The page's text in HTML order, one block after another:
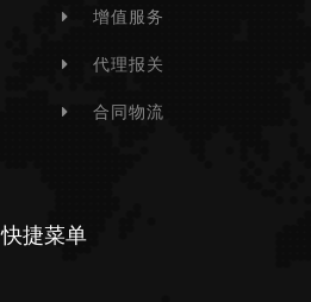
增值服务
代理报关
合同物流
快捷菜单